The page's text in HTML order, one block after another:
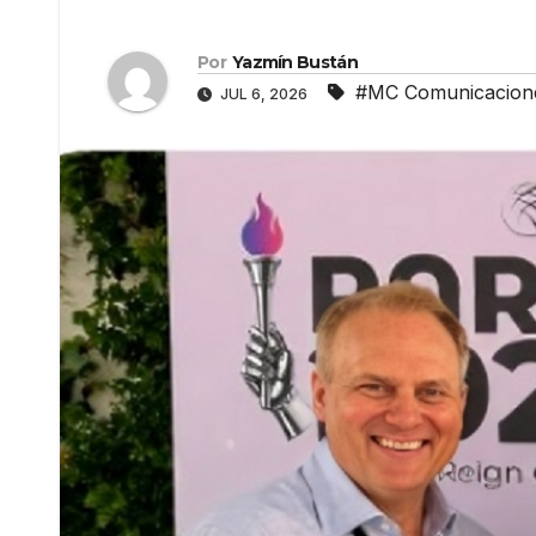
Por Yazmín Bustán
JUL 6, 2026 #MC